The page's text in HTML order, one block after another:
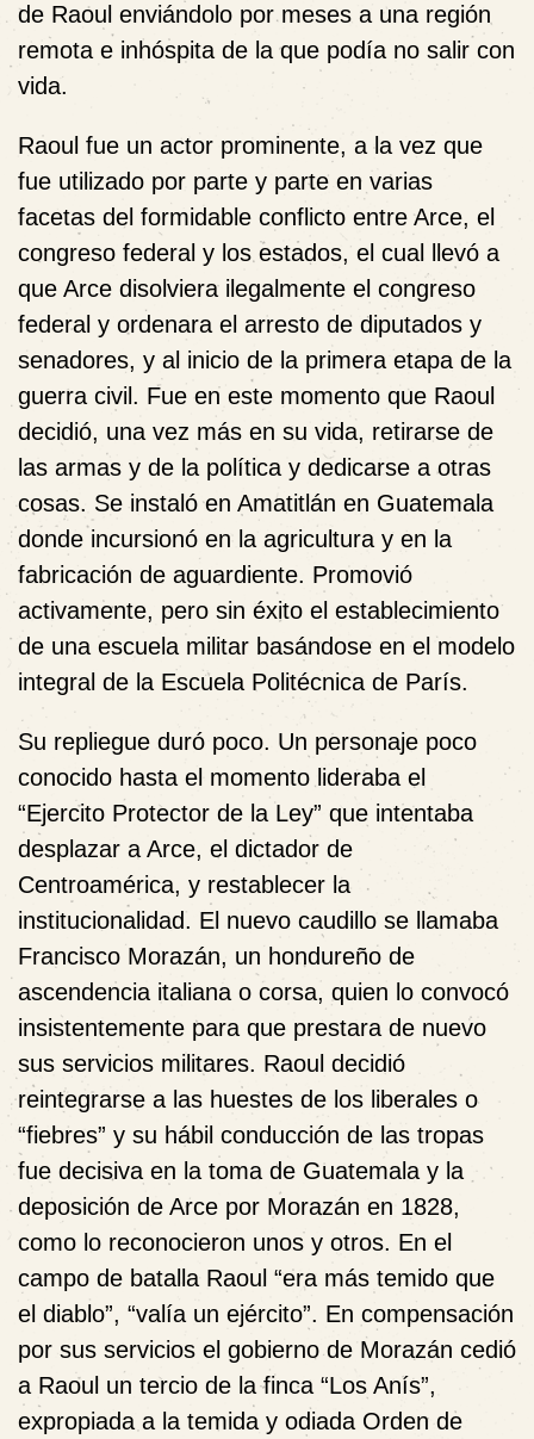
de Raoul enviándolo por meses a una región
remota e inhóspita de la que podía no salir con
vida.
Raoul fue un actor prominente, a la vez que
fue utilizado por parte y parte en varias
facetas del formidable conflicto entre Arce, el
congreso federal y los estados, el cual llevó a
que Arce disolviera ilegalmente el congreso
federal y ordenara el arresto de diputados y
senadores, y al inicio de la primera etapa de la
guerra civil. Fue en este momento que Raoul
decidió, una vez más en su vida, retirarse de
las armas y de la política y dedicarse a otras
cosas. Se instaló en Amatitlán en Guatemala
donde incursionó en la agricultura y en la
fabricación de aguardiente. Promovió
activamente, pero sin éxito el establecimiento
de una escuela militar basándose en el modelo
integral de la Escuela Politécnica de París.
Su repliegue duró poco. Un personaje poco
conocido hasta el momento lideraba el
“Ejercito Protector de la Ley” que intentaba
desplazar a Arce, el dictador de
Centroamérica, y restablecer la
institucionalidad. El nuevo caudillo se llamaba
Francisco Morazán, un hondureño de
ascendencia italiana o corsa, quien lo convocó
insistentemente para que prestara de nuevo
sus servicios militares. Raoul decidió
reintegrarse a las huestes de los liberales o
“fiebres” y su hábil conducción de las tropas
fue decisiva en la toma de Guatemala y la
deposición de Arce por Morazán en 1828,
como lo reconocieron unos y otros. En el
campo de batalla Raoul “era más temido que
el diablo”, “valía un ejército”. En compensación
por sus servicios el gobierno de Morazán cedió
a Raoul un tercio de la finca “Los Anís”,
expropiada a la temida y odiada Orden de